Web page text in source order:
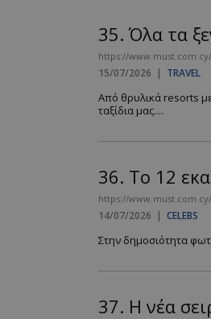
35. Όλα τα
https://
15/07/2026 | TRAVEL
Από θρυλικά resorts
ταξίδια μας....
36. Το 12
https://
14/07/2026 | CELEBS
Στην δημοσιότητα
37. Η νέα